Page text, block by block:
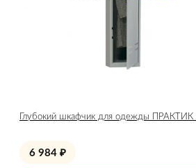
Глубокий шкафчик для одежды ПРАКТИК
6 984 ₽